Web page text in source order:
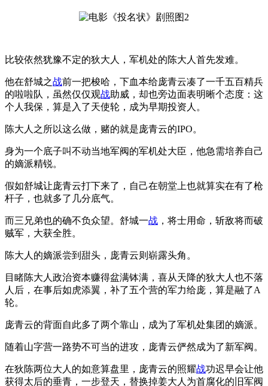
比较依然犹豫不定的狄大人，军机处的陈大人首先发难。
他在舒城之战前一把梭哈，下血本给庞青云凑了一千五百精兵
的啦啦队，虽然仅仅观战助威，却也旁边面表明晰个态度：这
个人我保，算是入了天使轮，成为早期投资人。
陈大人之所以这么做，赌的就是庞青云的IPO。
身为一个底子叫不动当地军阀的军机处大臣，他急需培养自己
的嫡派精锐。
假如舒城让庞青云打下来了，自己在朝堂上也就算实在有了枪
杆子，也就多了几分底气。
而三兄弟也的确不负众望。舒城一战 ，将士用命，斩敌将而破
贼军，大获全胜。
陈大人的嫡派尝到甜头，庞青云则崭露头角。
目睹陈大人政治资本赚得盆满钵满，喜从天降的狄大人也不落
人后，在事后如虎添翼，补了五个营的军力给庞，算是融了A
轮。
庞青云的背面自此多了两个靠山，成为了军机处集团的嫡派。
随着山字营一路势不可当的进攻，庞青云俨然成为了新军阀。
在狄陈两位大人的如意算盘里，庞青云的照耀战功迟早会让他
获得太后的垂青，一步登天，替换掉姜大人为首腐化的旧军阀